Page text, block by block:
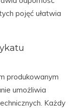
pojęć ułatwia
produkowanym
umożliwia
Każdy